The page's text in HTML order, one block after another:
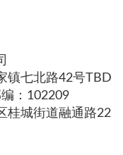
镇七北路42号TBD
：102209
桂城街道融通路22